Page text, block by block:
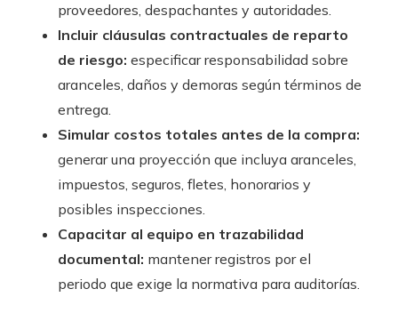
proveedores, despachantes y autoridades.
Incluir cláusulas contractuales de reparto
de riesgo: especificar responsabilidad sobre
aranceles, daños y demoras según términos de
entrega.
Simular costos totales antes de la compra:
generar una proyección que incluya aranceles,
impuestos, seguros, fletes, honorarios y
posibles inspecciones.
Capacitar al equipo en trazabilidad
documental: mantener registros por el
periodo que exige la normativa para auditorías.